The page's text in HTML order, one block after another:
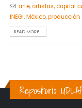
arte,artistas,capital
INEGI,México,producción
READ MORE...
Repositorio